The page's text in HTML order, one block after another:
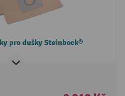
pro dušky Steinbock®